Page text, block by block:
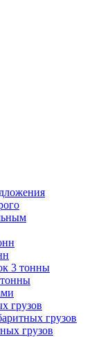
3 тонны
тонны
грузов
грузов
грузов